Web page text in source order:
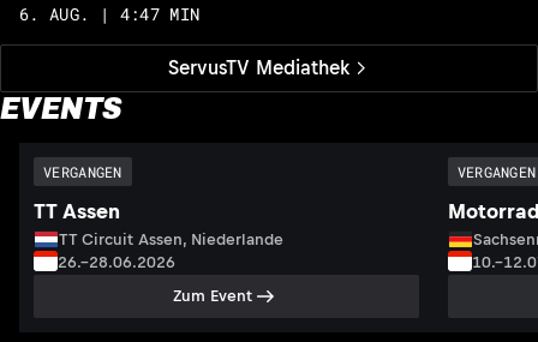
ServusTV Mediathek
6. AUG. | 4:47 MIN
EVENTS
VERGANGEN
TT Assen
TT Circuit Assen, Niederlande
26.–28.06.2026
Zum Event
VERGANGEN